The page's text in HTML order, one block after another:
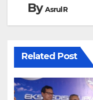
ByAsrul R
Related Post